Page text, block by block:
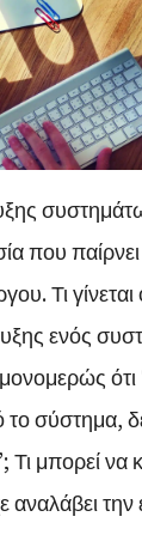
που
Τι
ενός
ότι
το σύστημα,
μπορεί να
την